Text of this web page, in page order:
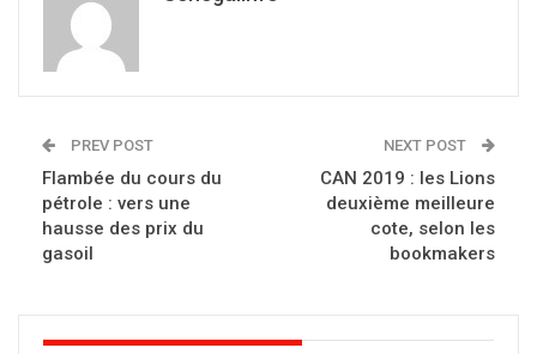
PREV POST
Flambée du cours du
pétrole : vers une
hausse des prix du
gasoil
NEXT POST
CAN 2019 : les Lions
deuxième meilleure
cote, selon les
bookmakers